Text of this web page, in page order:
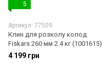
5
Артикул: 77509
Клин для розколу колод
Fiskars 260 мм 2.4 кг (1001615)
4 199 грн